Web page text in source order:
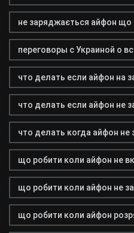
не заряджається айфон що
переговоры с Украиной о
что делать если айфон на
что делать если айфон не
что делать когда айфон не
що робити коли айфон не
що робити коли айфон не
що робити коли айфон